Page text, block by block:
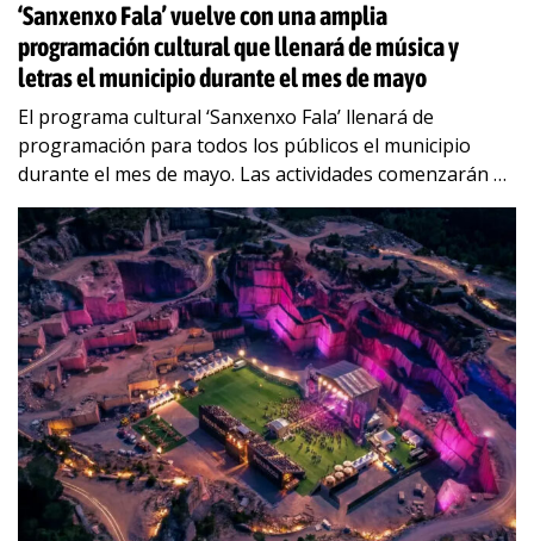
‘Sanxenxo Fala’ vuelve con una amplia
programación cultural que llenará de música y
letras el municipio durante el mes de mayo
El programa cultural ‘Sanxenxo Fala’ llenará de
programación para todos los públicos el municipio
durante el mes de mayo. Las actividades comenzarán el
sábado 9 de mayo, con el IV…